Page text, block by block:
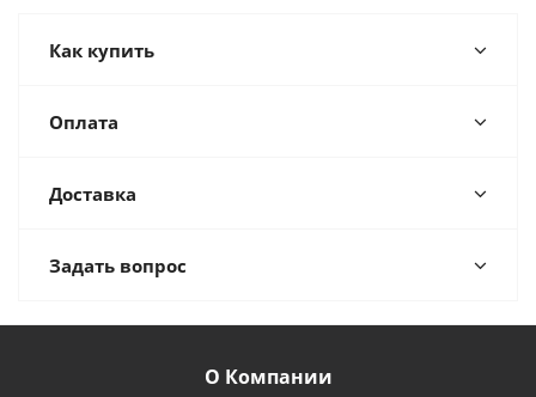
Как купить
Оплата
Доставка
Задать вопрос
О Компании